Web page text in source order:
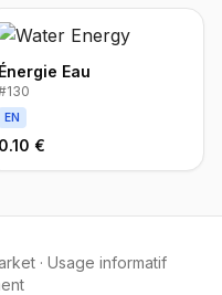
Énergie Eau
130
EN
0.10 €
· Usage informatif